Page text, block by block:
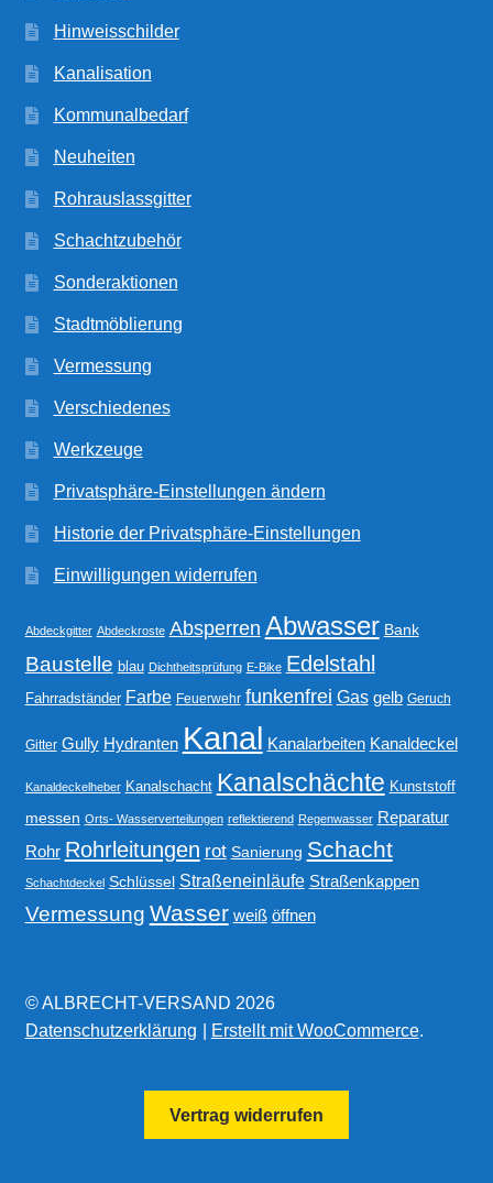
Hinweisschilder
Kanalisation
Kommunalbedarf
Neuheiten
Rohrauslassgitter
Schachtzubehör
Sonderaktionen
Stadtmöblierung
Vermessung
Verschiedenes
Werkzeuge
Privatsphäre-Einstellungen ändern
Historie der Privatsphäre-Einstellungen
Einwilligungen widerrufen
Abdeckgitter Abdeckroste Absperren Abwasser Bank
Baustelle blau Dichtheitsprüfung E-Bike Edelstahl
Fahrradständer Farbe Feuerwehr funkenfrei Gas gelb Geruch
Gitter Gully Hydranten Kanal Kanalarbeiten Kanaldeckel
Kanaldeckelheber Kanalschacht Kanalschächte Kunststoff
messen Orts- Wasserverteilungen reflektierend Regenwasser Reparatur
Rohr Rohrleitungen rot Sanierung Schacht
Schachtdeckel Schlüssel Straßeneinläufe Straßenkappen
Vermessung Wasser weiß öffnen
© ALBRECHT-VERSAND 2026
Datenschutzerklärung
Erstellt mit WooCommerce.
Vertrag widerrufen